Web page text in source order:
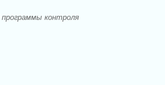
контроля